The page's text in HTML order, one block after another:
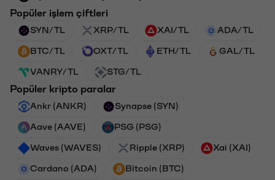
Popüler işlem çiftleri
SYN/TL XRP/TL XAI/TL ADA/TL
BTC/TL OXT/TL ETH/TL GAL/TL
VANRY/TL STG/TL
Popüler kripto paralar
Ankr (ANKR) Synapse (SYN)
Aave (AAVE) PSG (PSG)
Waves (WAVES) Ripple (XRP) Xai (XAI)
Cardano (ADA) Bitcoin (BTC)